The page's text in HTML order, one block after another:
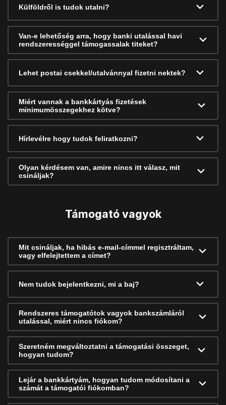
Külföldről is tudok utalni?
Van-e lehetőség arra, hogy banki utalással havi
rendszerességgel támogassalak titeket?
Lehet postai csekkel/utalvánnyal fizetni nektek?
Miért vannak a bankkártyás fizetések
minimumösszegekhez kötve?
Hírlevélre hogy tudok feliratkozni?
Olyan kérdésem van, amire nincs itt válasz, mit
csináljak?
Támogató vagyok
Mit csináljak, ha hibás e-mail-címmel regisztráltam,
vagy elfelejtettem a címet?
Nem tudok bejelentkezni, mi a baj?
Rendszeres támogatótok vagyok bankszámláról
utalással, miért nincs fiókom?
Szeretném megváltoztatni a támogatási összeget,
hogyan tudom?
Lejár a bankkártyám, hogyan tudom módosítani a
számát a támogatói fiókomban?